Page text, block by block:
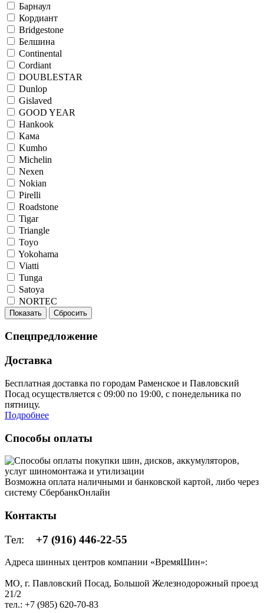
Барнаул
Кордиант
Bridgestone
Белшина
Continental
Cordiant
DOUBLESTAR
Dunlop
Gislaved
GOOD YEAR
Hankook
Кама
Kumho
Michelin
Nexen
Nokian
Pirelli
Roadstone
Tigar
Triangle
Toyo
Yokohama
Viatti
Tunga
Satoya
NORTEC
Показать Сбросить
Спецпредложение
Доставка
Бесплатная доставка по городам Раменское и Павловский
Посад осуществляется с 09:00 по 19:00, с понедельника по
пятницу.
Подробнее
Способы оплаты
Возможна оплата наличными и банковской картой, либо через
систему СбербанкОнлайн
Контакты
Тел: +7 (916) 446-22-55
Адреса шинных центров компании «ВремяШин»:
МО, г. Павловский Посад, Большой Железнодорожный проезд
21/2
тел.: +7 (985) 620-70-83